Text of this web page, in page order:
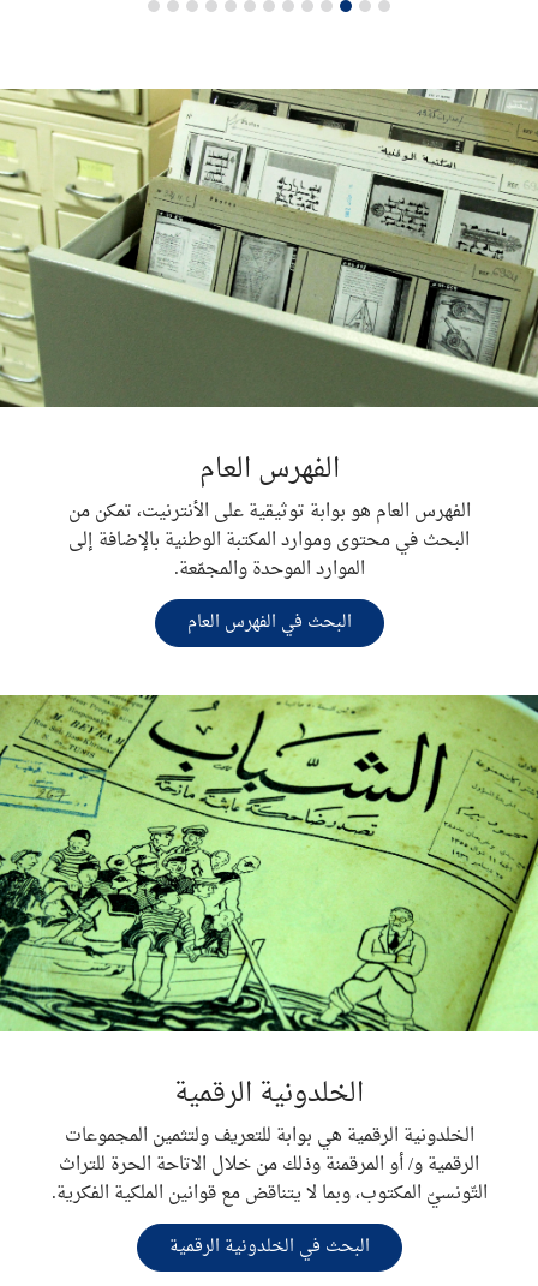
الفهرس العام
الفهرس العام هو بوابة توثيقية على الأنترنيت، تمكن من
البحث في محتوى وموارد المكتبة الوطنية بالإضافة إلى
الموارد الموحدة والمجمّعة.
البحث في الفهرس العام
الخلدونية الرقمية
الخلدونية الرقمية هي بوابة للتعريف ولتثمين المجموعات
الرقمية و/ أو المرقمنة وذلك من خلال الاتاحة الحرة للتراث
التّونسيّ المكتوب، وبما لا يتناقض مع قوانين الملكية الفكرية.
البحث في الخلدونية الرقمية